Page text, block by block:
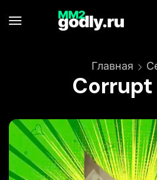
Главная
Corrupt